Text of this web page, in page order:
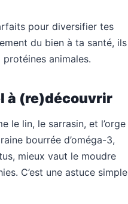
pour diversifier tes
du bien à ta santé, ils
animales.
à (re)découvrir
le lin, le sarrasin, et l’orge
bourrée d’oméga-3,
mieux vaut le moudre
C’est une astuce simple